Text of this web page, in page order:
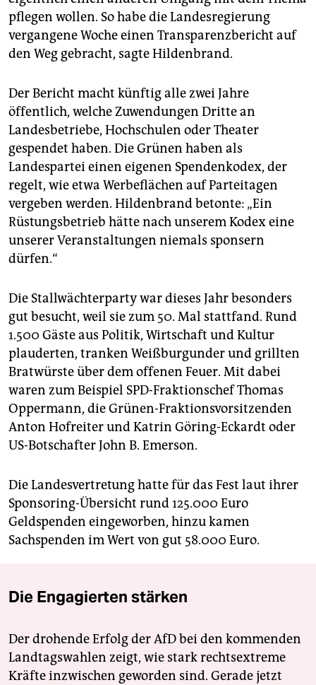
pflegen wollen. So habe die Landesregierung
vergangene Woche einen Transparenzbericht auf
den Weg gebracht, sagte Hildenbrand.
Der Bericht macht künftig alle zwei Jahre
öffentlich, welche Zuwendungen Dritte an
Landesbetriebe, Hochschulen oder Theater
gespendet haben. Die Grünen haben als
Landespartei einen eigenen Spendenkodex, der
regelt, wie etwa Werbeflächen auf Parteitagen
vergeben werden. Hildenbrand betonte: „Ein
Rüstungsbetrieb hätte nach unserem Kodex eine
unserer Veranstaltungen niemals sponsern
dürfen.“
Die Stallwächterparty war dieses Jahr besonders
gut besucht, weil sie zum 50. Mal stattfand. Rund
1.500 Gäste aus Politik, Wirtschaft und Kultur
plauderten, tranken Weißburgunder und grillten
Bratwürste über dem offenen Feuer. Mit dabei
waren zum Beispiel SPD-Fraktionschef Thomas
Oppermann, die Grünen-Fraktionsvorsitzenden
Anton Hofreiter und Katrin Göring-Eckardt oder
US-Botschafter John B. Emerson.
Die Landesvertretung hatte für das Fest laut ihrer
Sponsoring-Übersicht rund 125.000 Euro
Geldspenden eingeworben, hinzu kamen
Sachspenden im Wert von gut 58.000 Euro.
Die Engagierten stärken
Der drohende Erfolg der AfD bei den kommenden
Landtagswahlen zeigt, wie stark rechtsextreme
Kräfte inzwischen geworden sind. Gerade jetzt